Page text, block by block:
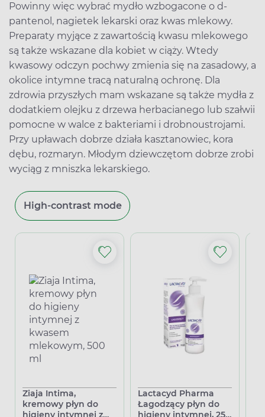
Powinny więc wybrać mydło wzbogacone o d-
pantenol, nagietek lekarski oraz kwas mlekowy.
Preparaty myjące z zawartością kwasu mlekowego
są także wskazane dla kobiet w ciąży. Wtedy
kwasowy odczyn pochwy zmienia się na zasadowy, a
okolice intymne tracą naturalną ochronę. Dla
zdrowia przyszłych mam wskazane są także mydła z
dodatkiem olejku z drzewa herbacianego lub szałwii
pomocne w walce z bakteriami i drobnoustrojami.
Przy upławach dobrze działa kasztanowiec, kora
dębu, rozmaryn. Młodym dziewczętom dobrze zrobi
wyciąg z mniszka lekarskiego.
High-contrast mode
Ziaja Intima,
kremowy płyn do
higieny intymnej z
Lactacyd Pharma
Łagodzący płyn do
higieny intymnej, 250